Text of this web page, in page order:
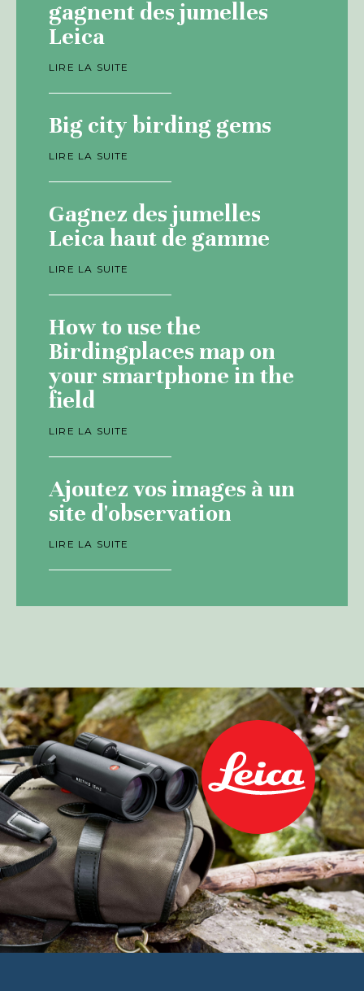
gagnent des jumelles
Leica
LIRE LA SUITE
Big city birding gems
LIRE LA SUITE
Gagnez des jumelles
Leica haut de gamme
LIRE LA SUITE
How to use the
Birdingplaces map on
your smartphone in the
field
LIRE LA SUITE
Ajoutez vos images à un
site d'observation
LIRE LA SUITE